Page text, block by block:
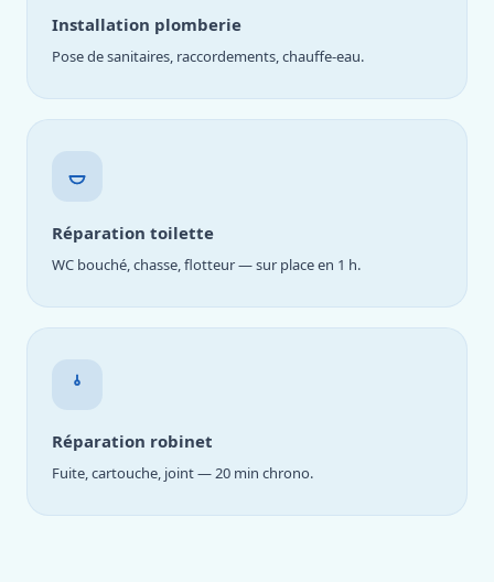
Installation plomberie
Pose de sanitaires, raccordements, chauffe-eau.
Réparation toilette
WC bouché, chasse, flotteur — sur place en 1 h.
Réparation robinet
Fuite, cartouche, joint — 20 min chrono.